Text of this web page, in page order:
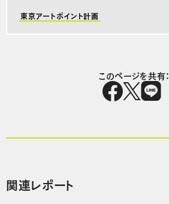
東京アートポイント計画
このページを共有：
関連レポート